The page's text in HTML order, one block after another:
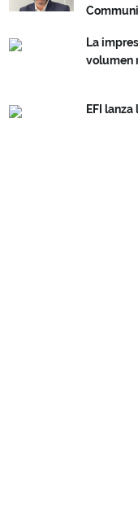
La
volumen
EFI lanza